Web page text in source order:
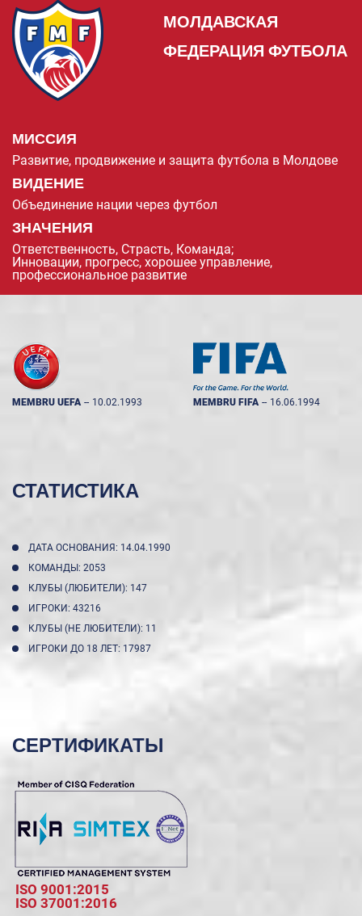
МОЛДАВСКАЯ
ФЕДЕРАЦИЯ ФУТБОЛА
МИССИЯ
Развитие, продвижение и защита футбола в Молдове
ВИДЕНИЕ
Объединение нации через футбол
ЗНАЧЕНИЯ
Ответственность, Страсть, Команда;
Инновации, прогресс, хорошее управление,
профессиональное развитие
MEMBRU UEFA -- 10.02.1993 MEMBRU FIFA -- 16.06.1994
СТАТИСТИКА
ДАТА ОСНОВАНИЯ: 14.04.1990
КОМАНДЫ: 2053
КЛУБЫ (ЛЮБИТЕЛИ): 147
ИГРОКИ: 43216
КЛУБЫ (НЕ ЛЮБИТЕЛИ): 11
ИГРОКИ ДО 18 ЛЕТ: 17987
СЕРТИФИКАТЫ
ISO 9001:2015
ISO 37001:2016